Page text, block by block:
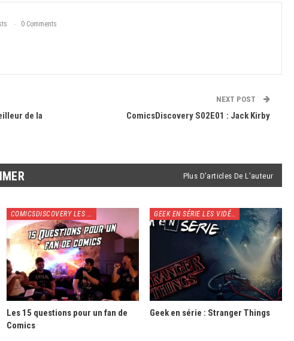
0 Comments
de la
NEXT POST
ComicsDiscovery S02E01 : Jack Kirby
Plus D'articles De L'auteur
COMICSDISCOVERY LES VIDÉOS
Les 15 questions pour un fan de
Comics
GEEK EN SÉRIE LES VIDÉOS
Geek en série : Stranger Things